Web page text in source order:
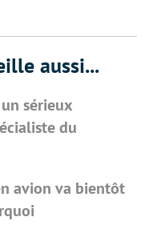
aussi...
sérieux
du
avion va bientôt